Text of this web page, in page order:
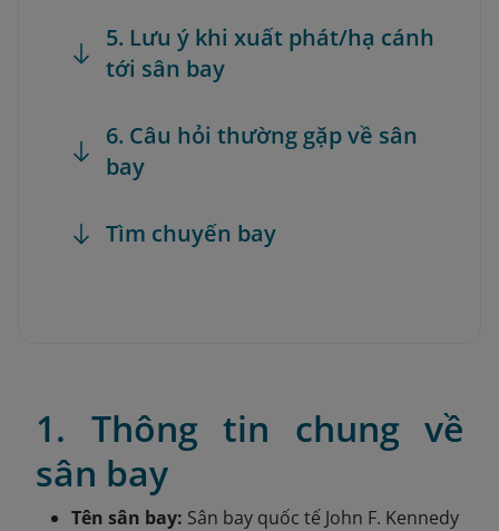
5. Lưu ý khi xuất phát/hạ cánh
tới sân bay
6. Câu hỏi thường gặp về sân
bay
Tìm chuyến bay
1. Thông tin chung về
sân bay
Tên sân bay: Sân bay quốc tế John F. Kennedy